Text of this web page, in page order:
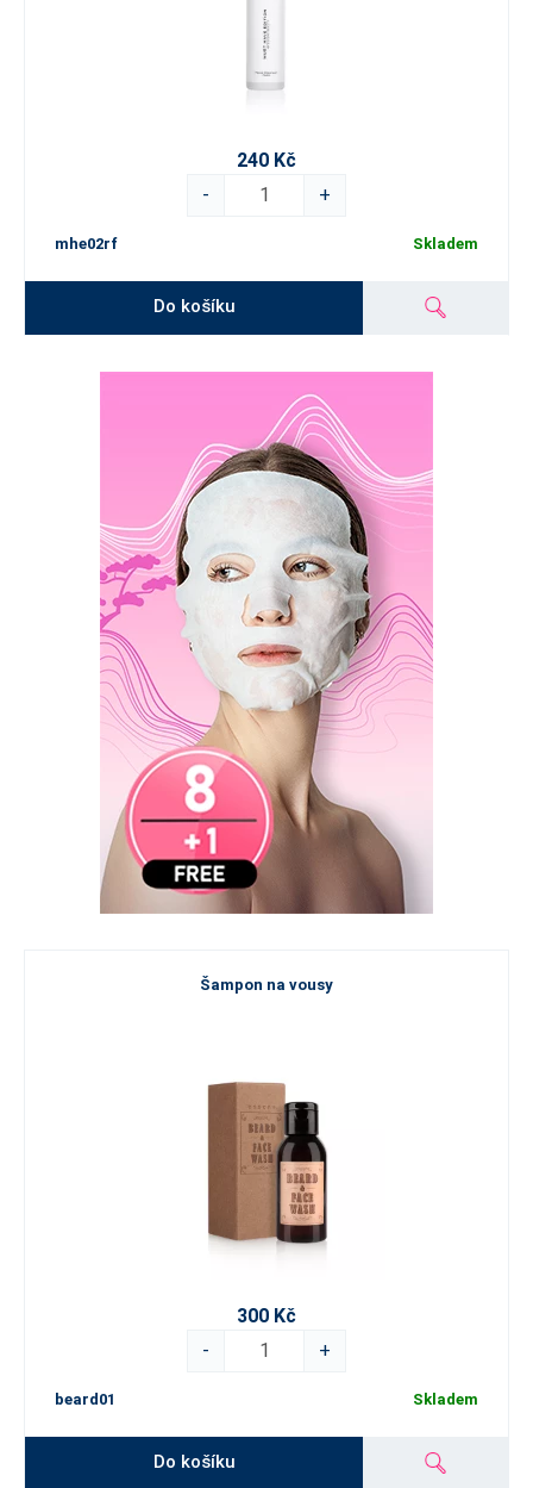
240 Kč
-
+
mhe02rf Skladem
Do košíku
Šampon na vousy
300 Kč
-
+
beard01 Skladem
Do košíku